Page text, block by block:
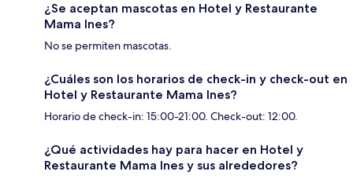
¿Se aceptan mascotas en Hotel y Restaurante
Mama Ines?
No se permiten mascotas.
¿Cuáles son los horarios de check-in y check-out en
Hotel y Restaurante Mama Ines?
Horario de check-in: 15:00-21:00. Check-out: 12:00.
¿Qué actividades hay para hacer en Hotel y
Restaurante Mama Ines y sus alrededores?